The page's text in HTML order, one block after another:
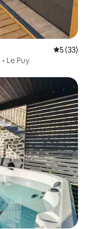
5 av 5 i
5 (33)
Le Puy